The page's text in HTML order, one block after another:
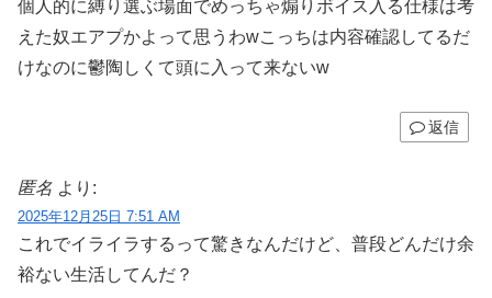
個人的に縛り選ぶ場面でめっちゃ煽りボイス入る仕様は考
えた奴エアプかよって思うわwこっちは内容確認してるだ
けなのに鬱陶しくて頭に入って来ないw
返信
匿名 より:
2025年12月25日 7:51 AM
これでイライラするって驚きなんだけど、普段どんだけ余
裕ない生活してんだ？